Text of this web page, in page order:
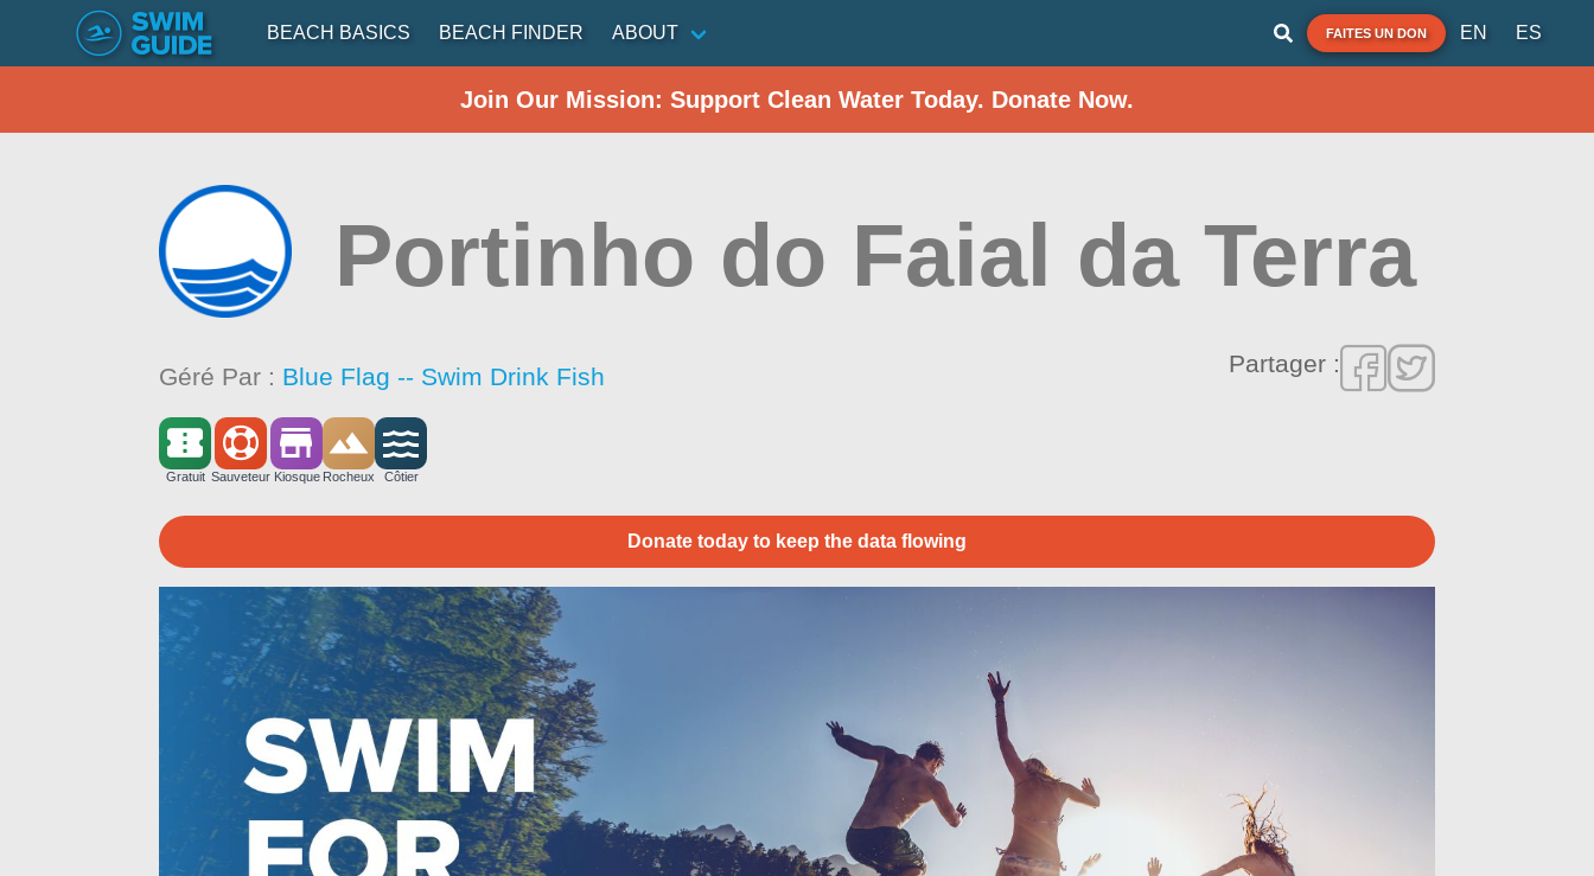
BEACH BASICS BEACH FINDER ABOUT FAITES UN DON EN ES
Join Our Mission: Support Clean Water Today. Donate Now.
Portinho do Faial da Terra
Géré Par : Blue Flag -- Swim Drink Fish Partager :
Gratuit Sauveteur Kiosque Rocheux Côtier
Donate today to keep the data flowing